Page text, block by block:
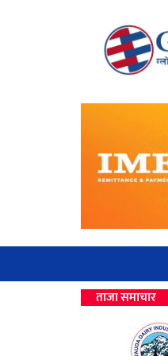
ताजा समाचार
उपहार ‘लगानी बोर्डको सीईओ’